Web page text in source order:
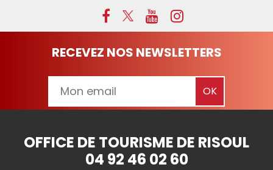
RECEVEZ NOS NEWSLETTERS
OFFICE DE TOURISME DE RISOUL
04 92 46 02 60